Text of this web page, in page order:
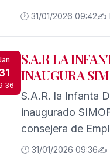
Planeta Propio.
🕐 31/01/2026 09:42✍️
S.A.R LA
INAUGURA
S.A.R. la Infanta
inaugurado
consejera de
Andalucía, Rocío
🕐 31/01/2026 09:36✍️